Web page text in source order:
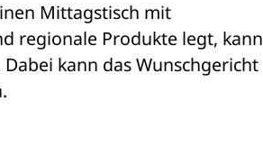
Mittagstisch mit
regionale Produkte legt, kann
kann das Wunschgericht